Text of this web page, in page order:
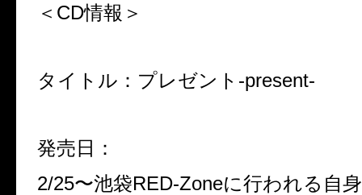
＜CD情報＞
タイトル：プレゼント-present-
発売日：
2/25〜池袋RED-Zoneに行われる自